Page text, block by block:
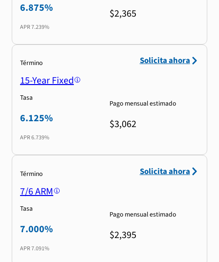
6.875%
APR7.239%
$2,365
Término
15-Year Fixed
Tasa
6.125%
APR6.739%
Pago mensual estimado
$3,062
Solicita ahora
Término
7/6 ARM
Tasa
7.000%
APR7.091%
Pago mensual estimado
$2,395
Solicita ahora